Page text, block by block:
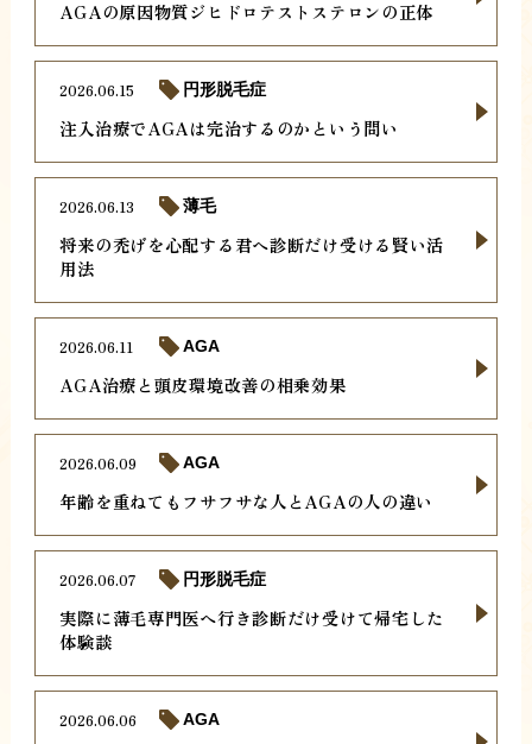
AGAの原因物質ジヒドロテストステロンの正体
注入治療でAGAは完治するのかという問い
2026.06.15 円形脱毛症
将来の禿げを心配する君へ診断だけ受ける賢い活
用法
2026.06.13 薄毛
AGA治療と頭皮環境改善の相乗効果
2026.06.11 AGA
年齢を重ねてもフサフサな人とAGAの人の違い
2026.06.09 AGA
実際に薄毛専門医へ行き診断だけ受けて帰宅した
体験談
2026.06.07 円形脱毛症
2026.06.06 AGA